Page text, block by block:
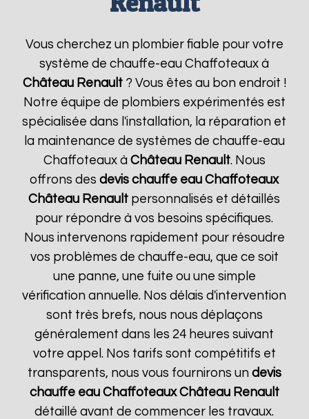
Vous cherchez un plombier fiable pour votre
système de chauffe-eau Chaffoteaux à
Château Renault? Vous êtes au bon endroit !
Notre équipe de plombiers expérimentés est
spécialisée dans l'installation, la réparation et
la maintenance de systèmes de chauffe-eau
Chaffoteaux à Château Renault. Nous
offrons desdevis chauffe eau Chaffoteaux
Château Renault personnalisés et détaillés
pour répondre à vos besoins spécifiques.
Nous intervenons rapidement pour résoudre
vos problèmes de chauffe-eau, que ce soit
une panne, une fuite ou une simple
vérification annuelle. Nos délais d'intervention
sont très brefs, nous nous déplaçons
généralement dans les 24 heures suivant
votre appel. Nos tarifs sont compétitifs et
transparents, nous vous fournirons un devis
chauffe eau Chaffoteaux Château Renault
détaillé avant de commencer les travaux.